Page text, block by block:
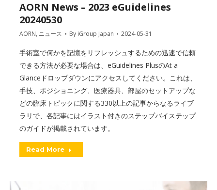
AORN News – 2023 eGuidelines
20240530
AORN, ニュース By iGroup Japan 2024-05-31
手術室で何かを記憶をリフレッシュするための迅速で信頼
できる方法が必要な場合は、eGuidelines PlusのAt a
Glanceドロップダウンにアクセスしてください。これは、
手技、ポジショニング、医療器具、部屋のセットアップな
どの臨床トピックに関する330以上の記事からなるライブ
ラリで、各記事にはイラスト付きのステップバイステップ
のガイドが掲載されています。
Read More